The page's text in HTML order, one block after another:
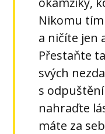
Nikomu
a ničíte jen
Přestaňte
svých
s
nahraďte
máte za